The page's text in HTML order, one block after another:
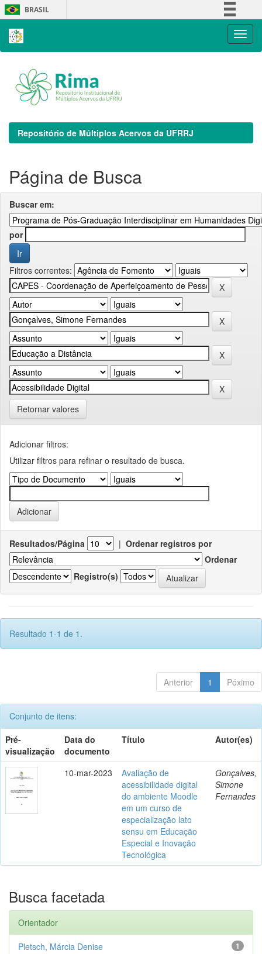
Skip
navigation
BRASIL
Repositório de Múltiplos Acervos da UFRRJ
Página de Busca
Buscar em:
por
Filtros correntes:
Retornar valores
Adicionar filtros:
Utilizar filtros para refinar o resultado de busca.
Resultados/Página | Ordenar registros por
Ordenar
Registro(s)
Resultado 1-1 de 1.
Anterior 1 Póximo
Conjunto de itens:
Pré-
visualização
Data do
documento
Título Autor(es)
10-mar-2023
Avaliação de
acessibilidade digital
do ambiente Moodle
em um curso de
especialização lato
sensu em Educação
Especial e Inovação
Tecnológica
Gonçalves,
Simone
Fernandes
Busca facetada
Orientador
1
Pletsch, Márcia Denise